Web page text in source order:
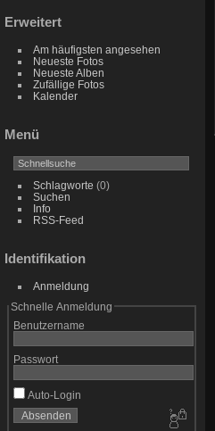
Erweitert
Am häufigsten angesehen
Neueste Fotos
Neueste Alben
Zufällige Fotos
Kalender
Menü
Schlagworte (0)
Suchen
Info
RSS-Feed
Identifikation
Anmeldung
Schnelle Anmeldung
Benutzername
Passwort
Auto-Login